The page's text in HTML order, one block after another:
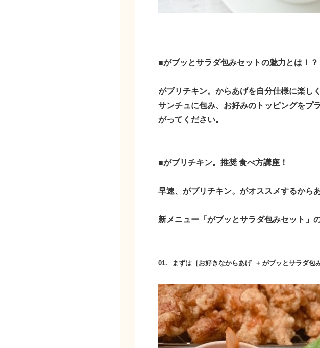
■がブッとサラダ包みセットの魅力とは！？
がブリチキン。からあげを自分仕様に楽し
サンチュに包み、お好みのトッピングをプ
がってください。
■がブリチキン。推奨 食べ方講座！
早速、がブリチキン。がオススメするから
新メニュー「がブッとサラダ包みセット」
01. まずは［お好きなからあげ + がブッとサラダ包